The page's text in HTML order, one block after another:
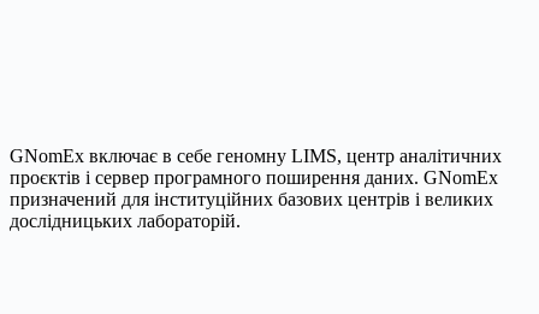
GNomEx включає в себе геномну LIMS, центр аналітичних
проєктів і сервер програмного поширення даних. GNomEx
призначений для інституційних базових центрів і великих
дослідницьких лабораторій.